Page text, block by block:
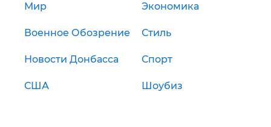
Мир Экономика
Военное Обозрение Стиль
Новости Донбасса Спорт
США Шоубиз